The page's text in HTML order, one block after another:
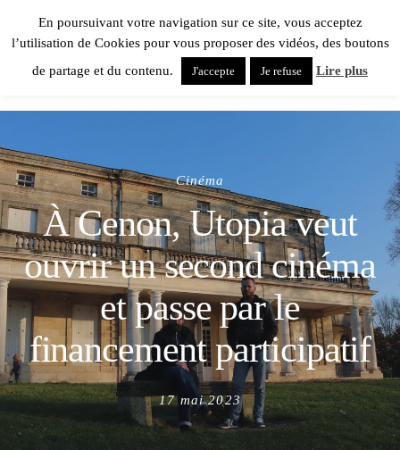
Cinéma
À Cenon, Utopia veut
ouvrir un second cinéma
et passe par le
financement participatif
Posted
on
17 mai 2023
En poursuivant votre navigation sur ce site, vous acceptez
l’utilisation de Cookies pour vous proposer des vidéos, des boutons
de partage et du contenu.
J'accepte Je refuse Lire plus